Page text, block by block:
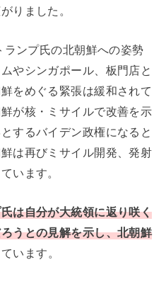
りました。
ンプ氏の北朝鮮への姿勢
やシンガポール、板門店と
をめぐる緊張は緩和されて
が核・ミサイルで改善を示
するバイデン政権になると
は再びミサイル開発、発射
います。
は自分が大統領に返り咲く
うとの見解を示し、北朝鮮
います。